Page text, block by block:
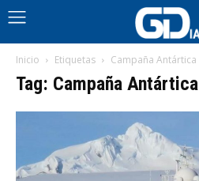
Inicio Etiquetas Campaña Antártica
Tag: Campaña Antártica